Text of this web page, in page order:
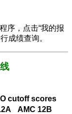
序，点击“我的报
成绩查询。
cutoff scores
AMC 12B